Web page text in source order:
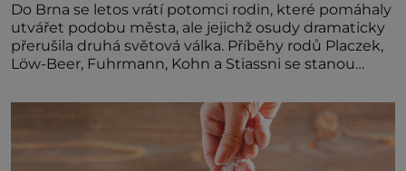
Do Brna se letos vrátí potomci rodin, které pomáhaly
utvářet podobu města, ale jejichž osudy dramaticky
přerušila druhá světová válka. Příběhy rodů Placzek,
Löw-Beer, Fuhrmann, Kohn a Stiassni se stanou
židovské kultury ŠTETL FEST 2026. Některé návraty
nejsou jednoduché. Místa, která si člověk pamatuje z
rodinných vyprávění, už dávno